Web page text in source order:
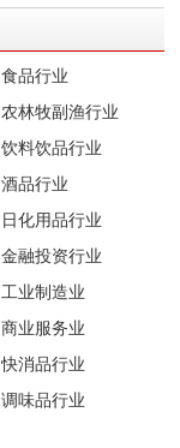
食品行业
农林牧副渔行业
饮料饮品行业
酒品行业
日化用品行业
金融投资行业
工业制造业
商业服务业
快消品行业
调味品行业